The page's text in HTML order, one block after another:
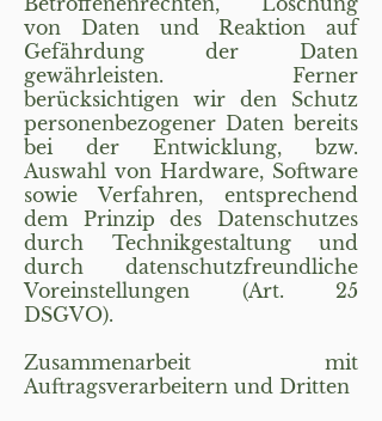
von Daten und Reaktion auf
Gefährdung der Daten
gewährleisten. Ferner
berücksichtigen wir den Schutz
personenbezogener Daten bereits
bei der Entwicklung, bzw.
Auswahl von Hardware, Software
sowie Verfahren, entsprechend
dem Prinzip des Datenschutzes
durch Technikgestaltung und
durch datenschutzfreundliche
Voreinstellungen (Art. 25
DSGVO).
Zusammenarbeit mit
Auftragsverarbeitern und Dritten